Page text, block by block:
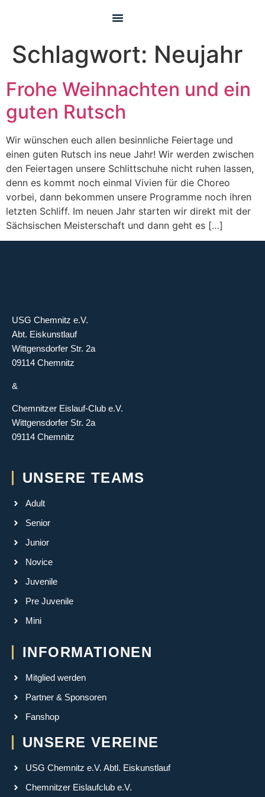
Schlagwort: Neujahr
Frohe Weihnachten und ein
guten Rutsch
Wir wünschen euch allen besinnliche Feiertage und
einen guten Rutsch ins neue Jahr! Wir werden zwischen
den Feiertagen unsere Schlittschuhe nicht ruhen lassen,
denn es kommt noch einmal Vivien für die Choreo
vorbei, dann bekommen unsere Programme noch ihren
letzten Schliff. Im neuen Jahr starten wir direkt mit der
Sächsischen Meisterschaft und dann geht es […]
USG Chemnitz e.V.
Abt. Eiskunstlauf
Wittgensdorfer Str. 2a
09114 Chemnitz
&
Chemnitzer Eislauf-Club e.V.
Wittgensdorfer Str. 2a
09114 Chemnitz
UNSERE TEAMS
Adult
Senior
Junior
Novice
Juvenile
Pre Juvenile
Mini
INFORMATIONEN
Mitglied werden
Partner & Sponsoren
Fanshop
UNSERE VEREINE
USG Chemnitz e.V. Abtl. Eiskunstlauf
Chemnitzer Eislaufclub e.V.